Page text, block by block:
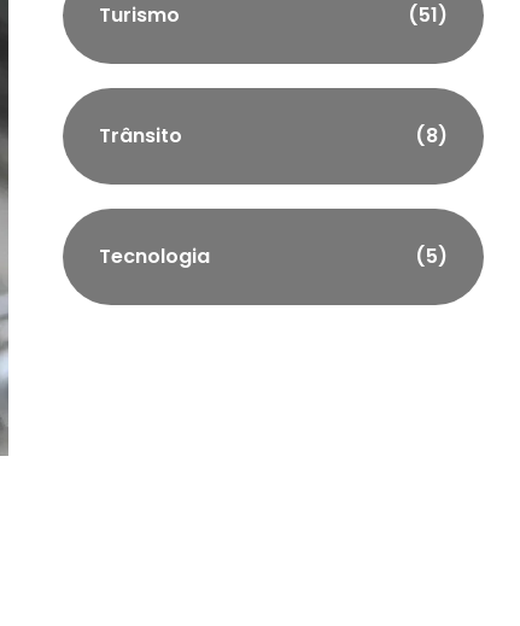
Turismo (51)
Trânsito (8)
Tecnologia (5)